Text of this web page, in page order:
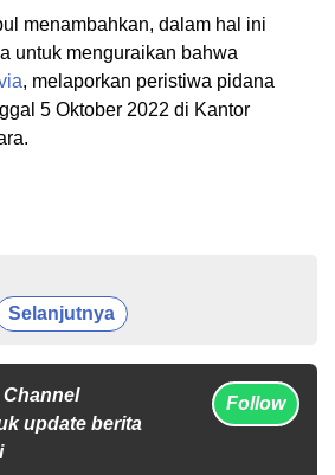
menambahkan, dalam hal ini
untuk menguraikan bahwa
, melaporkan peristiwa pidana
5 Oktober 2022 di Kantor
Selanjutnya
update berita
Follow